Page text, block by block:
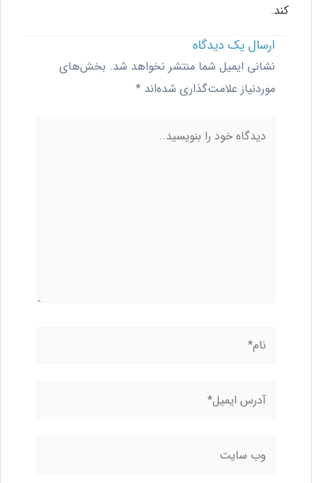
کند.
ارسال یک دیدگاه
نشانی ایمیل شما منتشر نخواهد شد. بخش‌های
موردنیاز علامت‌گذاری شده‌اند *
دیدگاه
نام*
آدرس